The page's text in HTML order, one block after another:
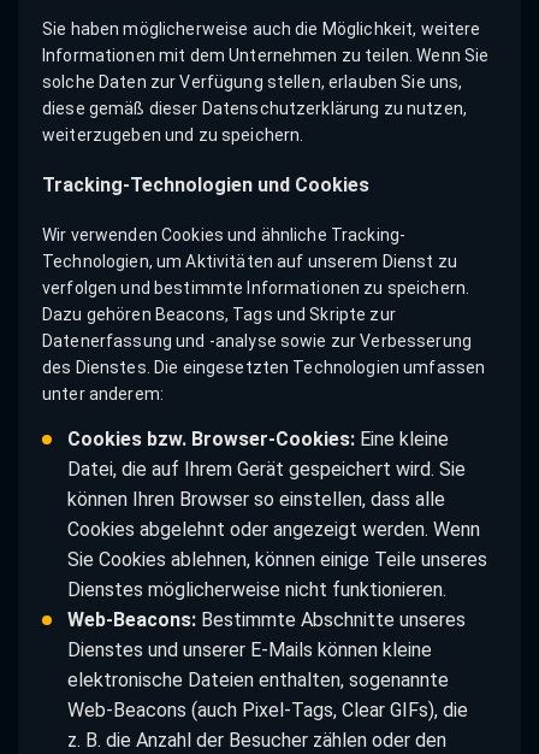
Sie haben möglicherweise auch die Möglichkeit, weitere
Informationen mit dem Unternehmen zu teilen. Wenn Sie
solche Daten zur Verfügung stellen, erlauben Sie uns,
diese gemäß dieser Datenschutzerklärung zu nutzen,
weiterzugeben und zu speichern.
Tracking-Technologien und Cookies
Wir verwenden Cookies und ähnliche Tracking-
Technologien, um Aktivitäten auf unserem Dienst zu
verfolgen und bestimmte Informationen zu speichern.
Dazu gehören Beacons, Tags und Skripte zur
Datenerfassung und -analyse sowie zur Verbesserung
des Dienstes. Die eingesetzten Technologien umfassen
unter anderem:
Cookies bzw. Browser-Cookies:Eine kleine
Datei, die auf Ihrem Gerät gespeichert wird. Sie
können Ihren Browser so einstellen, dass alle
Cookies abgelehnt oder angezeigt werden. Wenn
Sie Cookies ablehnen, können einige Teile unseres
Dienstes möglicherweise nicht funktionieren.
Web-Beacons:Bestimmte Abschnitte unseres
Dienstes und unserer E-Mails können kleine
elektronische Dateien enthalten, sogenannte
Web-Beacons (auch Pixel-Tags, Clear GIFs), die
z. B. die Anzahl der Besucher zählen oder den